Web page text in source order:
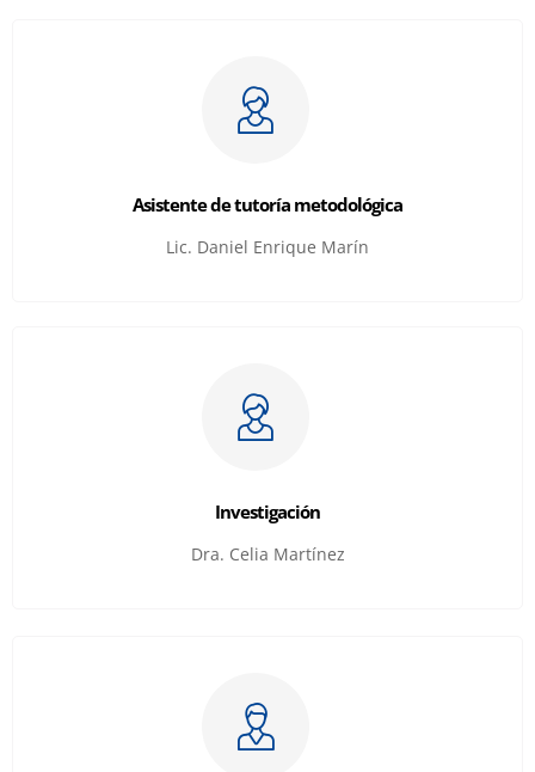
Asistente de tutoría metodológica
Lic. Daniel Enrique Marín
Investigación
Dra. Celia Martínez